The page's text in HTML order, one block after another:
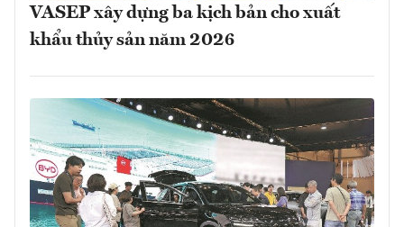
VASEP xây dựng ba kịch bản cho xuất
khẩu thủy sản năm 2026